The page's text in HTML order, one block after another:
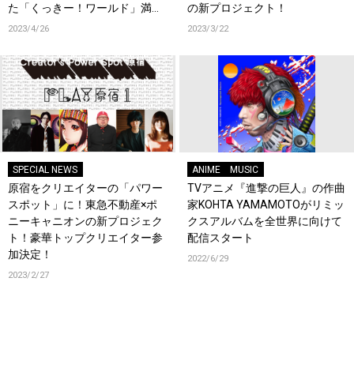
た「くっきー！ワールド」満
載、入場無料のアート展
2023/4/26
の新プロジェクト！
2023/3/22
SPECIAL NEWS
原宿をクリエイターの「パワー
スポット」に！東急不動産×ポ
ニーキャニオンの新プロジェク
ト！豪華トップクリエイター参
加決定！
2023/2/27
ANIME MUSIC
TVアニメ『進撃の巨人』の作曲
家KOHTA YAMAMOTOがリミッ
クスアルバムを全世界に向けて
配信スタート
2022/6/29